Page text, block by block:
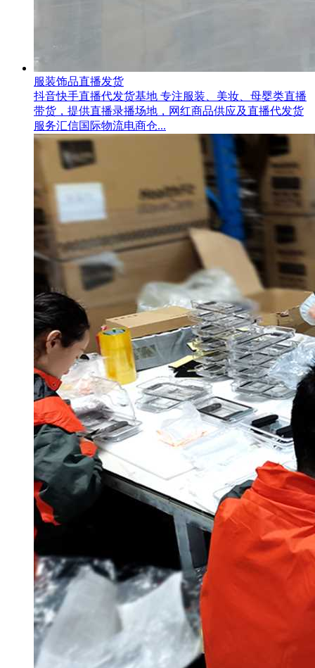
服装饰品直播发货
抖音快手直播代发货基地 专注服装、美妆、母婴类直播
带货，提供直播录播场地，网红商品供应及直播代发货
服务汇信国际物流电商仓...